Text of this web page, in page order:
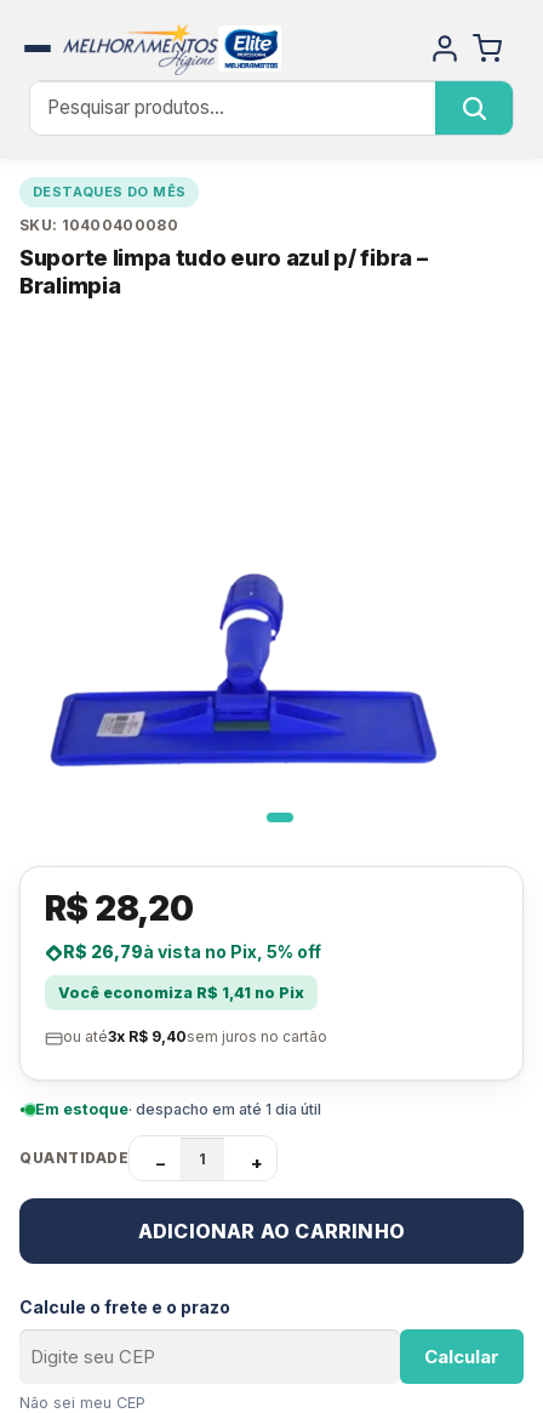
DESTAQUES DO MÊS
SKU: 10400400080
Suporte limpa tudo euro azul p/ fibra –
Bralimpia
R$ 28,20
R$ 26,79à vista no Pix, 5% off
Você economiza R$ 1,41 no Pix
ou até3x R$ 9,40sem juros no cartão
Em estoque· despacho em até 1 dia útil
QUANTIDADE − +
ADICIONAR AO CARRINHO
Calcule o frete e o prazo
Calcular
Não sei meu CEP